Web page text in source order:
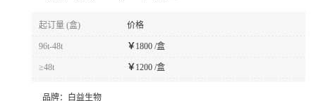
起订量 (盒) 价格
96t-48t ￥ 1800 /盒
≥48t ￥ 1200 /盒
品牌：
白益生物